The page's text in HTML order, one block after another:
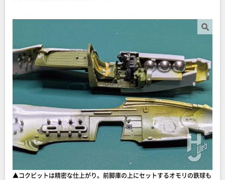
▲コクピットは精密な仕上がり。前脚庫の上にセットするオモリの鉄球も